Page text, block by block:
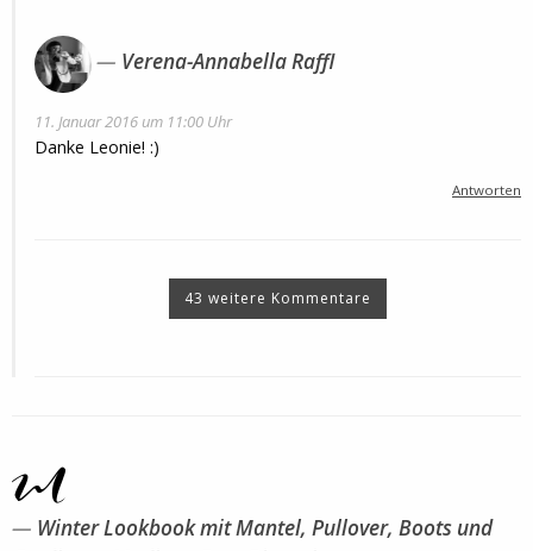
Verena-Annabella Raffl
11. Januar 2016 um 11:00 Uhr
Danke Leonie! :)
Antworten
43 weitere Kommentare
Winter Lookbook mit Mantel, Pullover, Boots und